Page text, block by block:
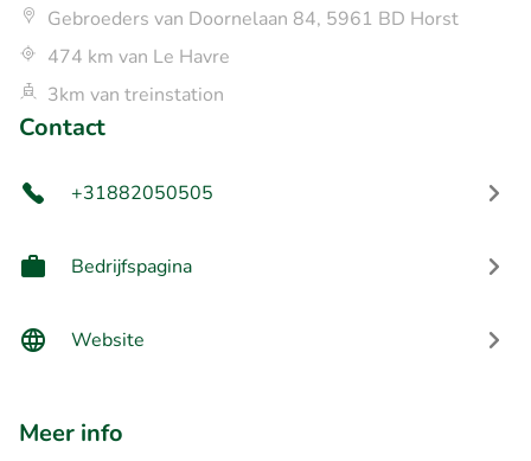
Gebroeders van Doornelaan 84, 5961 BD Horst
474 km van Le Havre
3km van treinstation
Contact
+31882050505
Bedrijfspagina
Website
Meer info